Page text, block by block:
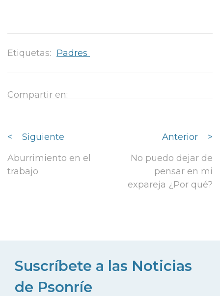
Etiquetas: Padres
Compartir en:
<
Siguiente
Aburrimiento en el
trabajo
Anterior
>
No puedo dejar de
pensar en mi
expareja ¿Por qué?
Suscríbete a las Noticias
de Psonríe